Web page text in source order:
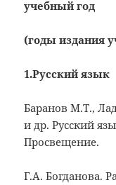
учебный год
(годы издания
1.Русский язык
Баранов М.Т.,
и др. Русский
Просвещение.
Г.А. Богданова.